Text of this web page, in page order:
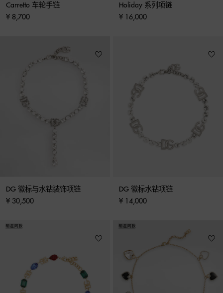
Carretto 车轮手链
¥ 8,700
Holiday 系列项链
¥ 16,000
DG 徽标与水钻装饰项链
¥ 30,500
DG 徽标水钻项链
¥ 14,000